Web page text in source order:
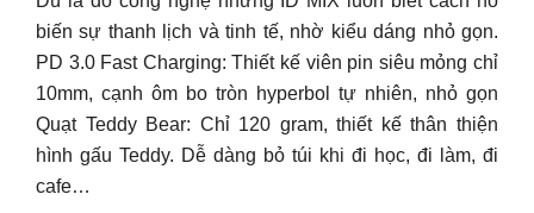
biến sự thanh lịch và tinh tế, nhờ kiểu dáng nhỏ gọn.
PD 3.0 Fast Charging: Thiết kế viên pin siêu mỏng chỉ
10mm, cạnh ôm bo tròn hyperbol tự nhiên, nhỏ gọn
Quạt Teddy Bear: Chỉ 120 gram, thiết kế thân thiện
hình gấu Teddy. Dễ dàng bỏ túi khi đi học, đi làm, đi
cafe…